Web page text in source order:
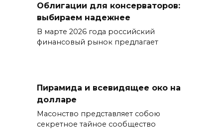
Облигации для консерваторов:
выбираем надежнее
В марте 2026 года российский
финансовый рынок предлагает
Пирамида и всевидящее око на
долларе
Масонство представляет собою
секретное тайное сообщество